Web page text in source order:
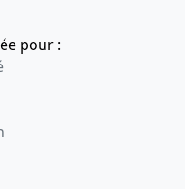
pour :